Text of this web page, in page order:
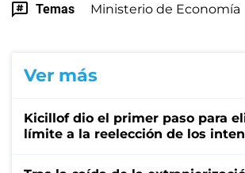
Temas Ministerio de Economía
Ver más
Kicillof dio el primer paso para
límite a la reelección de los